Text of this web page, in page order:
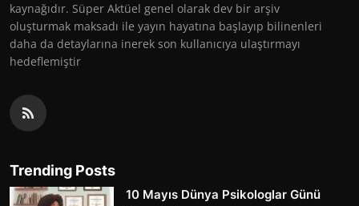
kaynağıdır. Süper Aktüel genel olarak dev bir arşiv
oluşturmak maksadı ile yayın hayatına başlayıp bilinenleri
daha da detaylarına inerek son kullanıcıya ulaştırmayı
hedeflemiştir
Trending Posts
10 Mayıs Dünya Psikologlar Günü